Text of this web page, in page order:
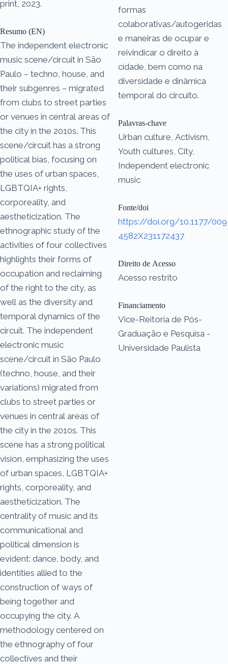
print, 2023.
Resumo (EN)
The independent electronic
music scene/circuit in São
Paulo – techno, house, and
their subgenres – migrated
from clubs to street parties
or venues in central areas of
the city in the 2010s. This
scene/circuit has a strong
political bias, focusing on
the uses of urban spaces,
LGBTQIA+ rights,
corporeality, and
aestheticization. The
ethnographic study of the
activities of four collectives
highlights their forms of
occupation and reclaiming
of the right to the city, as
well as the diversity and
temporal dynamics of the
circuit. The independent
electronic music
scene/circuit in São Paulo
(techno, house, and their
variations) migrated from
clubs to street parties or
venues in central areas of
the city in the 2010s. This
scene has a strong political
vision, emphasizing the uses
of urban spaces, LGBTQIA+
rights, corporeality, and
aestheticization. The
centrality of music and its
communicational and
political dimension is
evident: dance, body, and
identities allied to the
construction of ways of
being together and
occupying the city. A
methodology centered on
the ethnography of four
collectives and their
formas
colaborativas/autogeridas
e maneiras de ocupar e
reivindicar o direito à
cidade, bem como na
diversidade e dinâmica
temporal do circuito.
Palavras-chave
Urban culture, Activism,
Youth cultures, City,
Independent electronic
music
Fonte/doi
https://doi.org/10.1177/009
4582X231172437
Direito de Acesso
Acesso restrito
Financiamento
Vice-Reitoria de Pós-
Graduação e Pesquisa -
Universidade Paulista